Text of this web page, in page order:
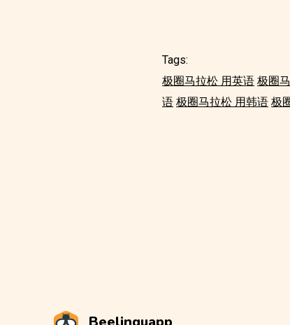
Tags:
极圈马拉松 用英语 极圈
语 极圈马拉松 用韩语 极